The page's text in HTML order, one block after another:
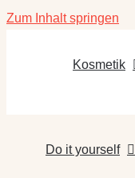
Zum Inhalt springen
Kosmetik
Do it yourself